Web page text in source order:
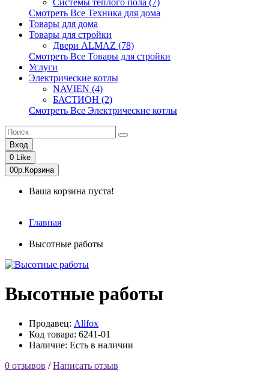
Системы тёплого пола (7)
Смотреть Все Техника для дома
Товары для дома
Товары для стройки
Двери ALMAZ (78)
Смотреть Все Товары для стройки
Услуги
Электрические котлы
NAVIEN (4)
БАСТИОН (2)
Смотреть Все Электрические котлы
Вход
0 Like
00р. Корзина
Ваша корзина пуста!
Главная
Высотные работы
Высотные работы
Продавец: Allfox
Код товара: 6241-01
Наличие: Есть в наличии
0 отзывов /Написать отзыв